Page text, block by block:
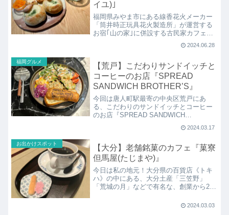
イユ)｣
福岡県みやま市にある線香花火メーカー
「筒井時正玩具花火製造所」が運営する
お宿｢山の家｣に併設する古民家カフェ
｢Feuille(カフェ・フイユ)｣。緑豊かな自然
の中にあるお屋敷のような古民家でのラ
ーをもらえます！
2024.06.28
福岡グルメ
【荒戸】こだわりサンドイッチと
コーヒーのお店『SPREAD
SANDWICH BROTHER’S』
今回は唐人町駅最寄の中央区荒戸にあ
る、こだわりのサンドイッチとコーヒー
のお店『SPREAD SANDWICH
チ ブラザーズ）』について紹介します。
2024.03.17
お出かけスポット
【大分】老舗銘菓のカフェ『菓寮
但馬屋(たじまや)』
今日は私の地元！大分県の百貨店《トキ
ハ》の中にある、大分土産「三笠野」
「荒城の月」などで有名な、創業から200
菓子屋『但馬屋(たじまや)』のカフェ、
2024.03.03